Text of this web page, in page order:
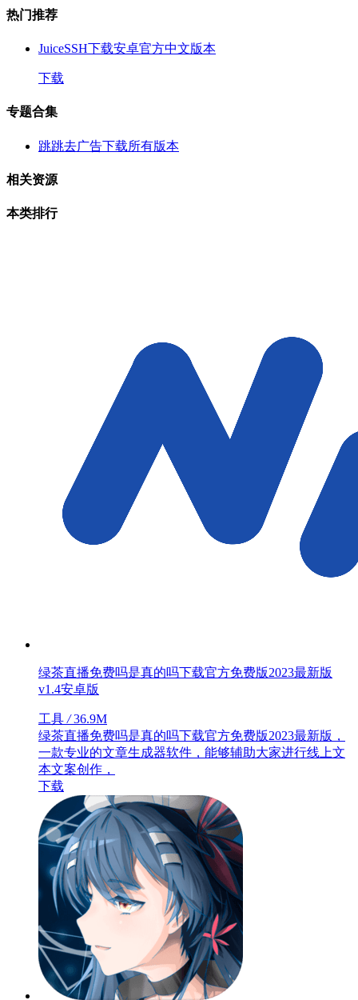
热门推荐
JuiceSSH下载安卓官方中文版本
下载
专题合集
跳跳去广告下载所有版本
相关资源
本类排行
绿茶直播免费吗是真的吗下载官方免费版2023最新版
v1.4安卓版
工具/36.9M
绿茶直播免费吗是真的吗下载官方免费版2023最新版，
一款专业的文章生成器软件，能够辅助大家进行线上文
本文案创作，
下载